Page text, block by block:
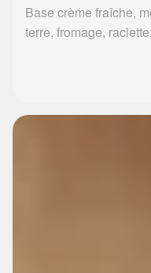
Base crème fraîche,
terre, fromage,